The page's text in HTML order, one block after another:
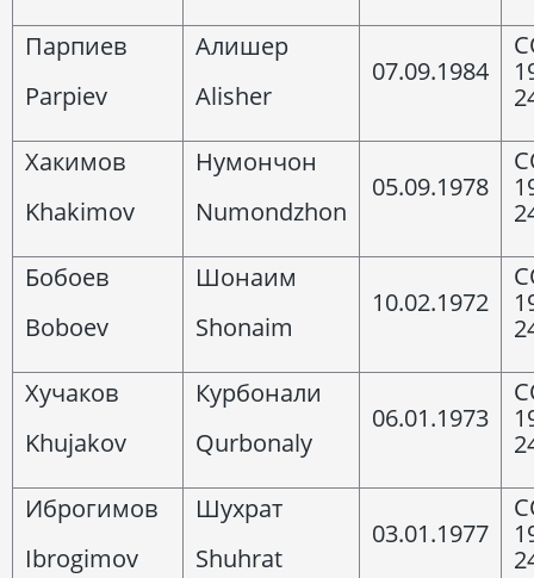
Парпиев
Parpiev
Алишер
Alisher
07.09.1984
Хакимов
Khakimov
Нумончон
Numondzhon
05.09.1978
Бобоев
Boboev
Шонаим
Shonaim
10.02.1972
Хучаков
Khujakov
Курбонали
Qurbonaly
06.01.1973
Иброгимов
Ibrogimov
Шухрат
Shuhrat
03.01.1977